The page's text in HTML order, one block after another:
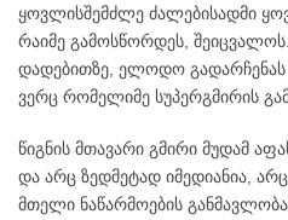
ყოვლისშემძლე ძალებისადმი
რაიმე გამოსწორდეს,
დადებითზე, ელოდო
ვერც რომელიმე სუპერგმირის
წიგნის მთავარი გმირი მუდამ
და არც ზედმეტად იმედიანია,
მთელი ნაწარმოების